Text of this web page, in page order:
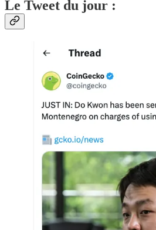
Le Tweet du jour :